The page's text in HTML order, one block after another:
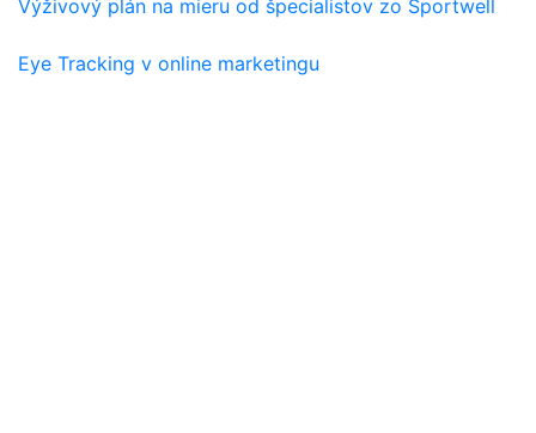
Výživový plán na mieru od špecialistov zo Sportwell
Eye Tracking v online marketingu